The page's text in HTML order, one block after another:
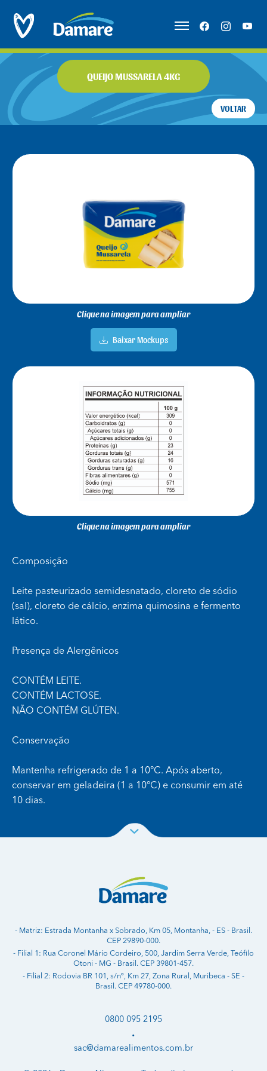
QUEIJO MUSSARELA 4KG
VOLTAR
Clique na imagem para ampliar
Baixar Mockups
Clique na imagem para ampliar
Composição
Leite pasteurizado semidesnatado, cloreto de sódio
(sal), cloreto de cálcio, enzima quimosina e fermento
lático.
Presença de Alergênicos
CONTÉM LEITE.
CONTÉM LACTOSE.
NÃO CONTÉM GLÚTEN.
Conservação
Mantenha refrigerado de 1 a 10°C. Após aberto,
conservar em geladeira (1 a 10°C) e consumir em até
10 dias.
- Matriz: Estrada Montanha x Sobrado, Km 05, Montanha, - ES - Brasil.
CEP 29890-000.
- Filial 1: Rua Coronel Mário Cordeiro, 500, Jardim Serra Verde, Teófilo
Otoni - MG - Brasil. CEP 39801-457.
- Filial 2: Rodovia BR 101, s/nº, Km 27, Zona Rural, Muribeca - SE -
Brasil. CEP 49780-000.
0800 095 2195
•
sac@damarealimentos.com.br